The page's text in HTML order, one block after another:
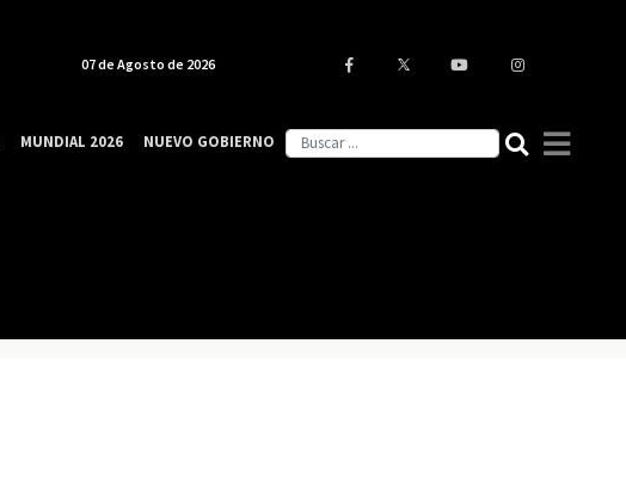
07 de Agosto de 2026
MUNDIAL 2026 NUEVO GOBIERNO